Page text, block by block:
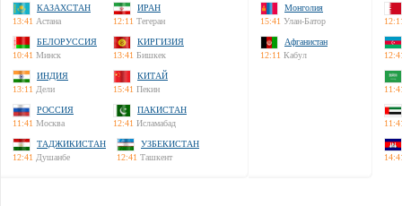
КАЗАХСТАН
13:41 Астана
ИРАН
12:11 Тегеран
БЕЛОРУССИЯ
10:41 Минск
КИРГИЗИЯ
13:41 Бишкек
ИНДИЯ
13:11 Дели
КИТАЙ
15:41 Пекин
РОССИЯ
11:41 Москва
ПАКИСТАН
12:41 Исламабад
ТАДЖИКИСТАН
12:41 Душанбе
УЗБЕКИСТАН
12:41 Ташкент
Монголия
15:41 Улан-Батор
Афганистан
12:11 Кабул